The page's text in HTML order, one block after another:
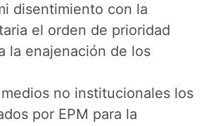
disentimiento con la
el orden de prioridad
la enajenación de los
no institucionales los
por EPM para la